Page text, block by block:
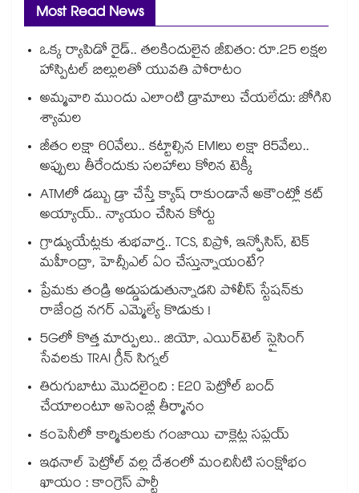
Most Read News
ఒక్క ర్యాపిడో రైడ్.. తలకిందులైన జీవితం: రూ.25 లక్షల
హాస్పిటల్ బిల్లులతో యువతి పోరాటం
అమ్మవారి ముందు ఎలాంటి డ్రామాలు చేయలేదు: జోగిని
శ్యామల
జీతం లక్షా 60వేలు.. కట్టాల్సిన EMIలు లక్షా 85వేలు..
అప్పులు తీరేందుకు సలహాలు కోరిన టెక్కీ
ATMలో డబ్బు డ్రా చేస్తే క్యాష్ రాకుండానే అకౌంట్లో కట్
అయ్యాయ్.. న్యాయం చేసిన కోర్టు
గ్రాడ్యుయేట్లకు శుభవార్త.. TCS, విప్రో, ఇన్ఫోసిస్, టెక్
మహీంద్రా, హెచ్సీఎల్ ఏం చేస్తున్నాయంటే?
ప్రేమకు తండ్రి అడ్డుపడుతున్నాడని పోలీస్ స్టేషన్⁪కు
రాజేంద్ర నగర్ ఎమ్మెల్యే కొడుకు !
5Gలో కొత్త మార్పులు.. జియో, ఎయిర్‌టెల్ స్లైసింగ్
సేవలకు TRAI గ్రీన్ సిగ్నల్
తిరుగుబాటు మొదలైంది : E20 పెట్రోల్ బంద్
చేయాలంటూ అసెంబ్లీ తీర్మానం
కంపెనీలో కార్మికులకు గంజాయి చాక్లెట్ల సప్లయ్
ఇథనాల్ పెట్రోల్ వల్ల దేశంలో మంచినీటి సంక్షోభం
ఖాయం : కాంగ్రెస్ పార్టీ